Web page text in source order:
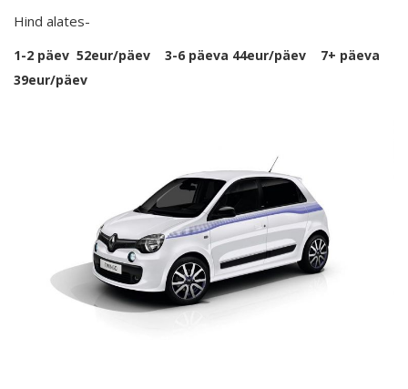
Hind alates-
1-2 päev 52eur/päev 3-6 päeva 44eur/päev 7+ päeva
39eur/päev